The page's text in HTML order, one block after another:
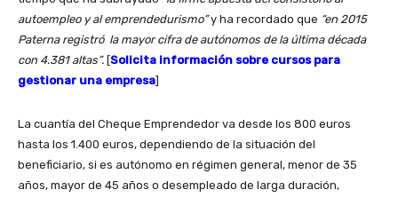
autoempleo y al emprendedurismo”y ha recordado que “en 2015
Paterna registró la mayor cifra de autónomos de la última década
con 4.381 altas”. [Solicita información sobre cursos para
gestionar una empresa]
La cuantía del Cheque Emprendedor va desde los 800 euros
hasta los 1.400 euros, dependiendo de la situación del
beneficiario, si es autónomo en régimen general, menor de 35
años, mayor de 45 años o desempleado de larga duración,